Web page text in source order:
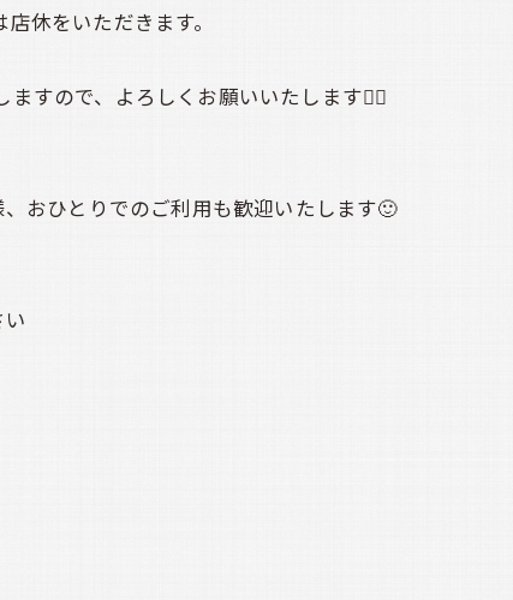
休をいただきます。
すので、よろしくお願いいたします🙇‍♀️
おひとりでのご利用も歓迎いたします🙂